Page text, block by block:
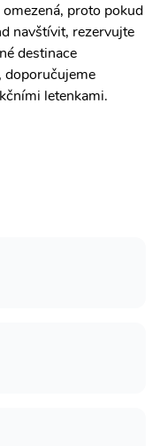
proto pokud
navštívit, rezervujte
destinace
doporučujeme
letenkami.